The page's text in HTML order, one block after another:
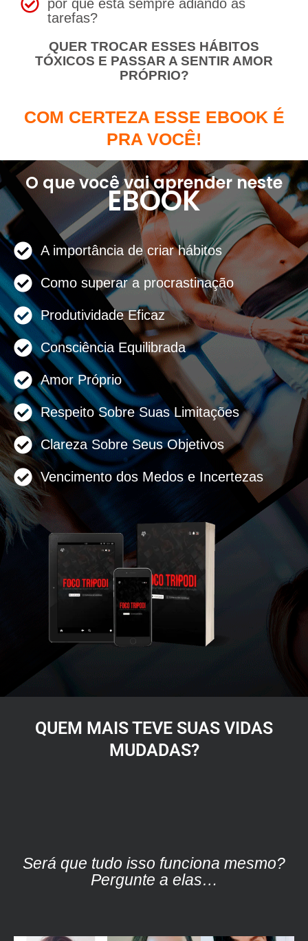
por que está sempre adiando as
tarefas?
QUER TROCAR ESSES HÁBITOS
TÓXICOS E PASSAR A SENTIR AMOR
PRÓPRIO?
COM CERTEZA ESSE EBOOK É
PRA VOCÊ!
O que você vai aprender neste
EBOOK
A importância de criar hábitos
Como superar a procrastinação
Produtividade Eficaz
Consciência Equilibrada
Amor Próprio
Respeito Sobre Suas Limitações
Clareza Sobre Seus Objetivos
Vencimento dos Medos e Incertezas
QUEM MAIS TEVE SUAS VIDAS
MUDADAS?
Será que tudo isso funciona mesmo?
Pergunte a elas…